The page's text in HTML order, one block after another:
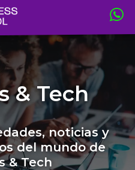
& Tech
noticias y
del mundo de
& Tech